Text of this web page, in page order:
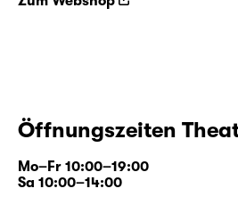
Öffnungszeiten
Mo–Fr 10:00–19:00
Sa 10:00–14:00